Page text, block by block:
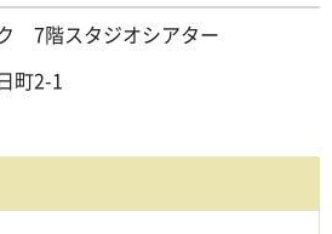
7階スタジオシアター
町2-1